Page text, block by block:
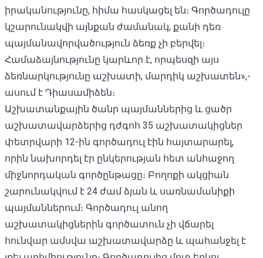
իրականությունը, հիմա հասկացել են։ Գործադուլը
կշարունակվի այնքան ժամանակ, քանի դեռ
պայմանավորվածություն ձեռք չի բերվել։
Համաձայնությունը կարևոր է, որպեսզի այս
ձեռնարկությունը աշխատի, մարդիկ աշխատեն»,-
ասում է Դիասամիձեն։
Աշխատանքային ծանր պայմաններից և ցածր
աշխատավարձերից դժգոհ 35 աշխատակիցներ
փետրվարի 12-ին գործադուլ էին հայտարարել,
որին նախորդել էր ընկերության հետ անհաջող
միջնորդական գործընթացը։ Բողոքի ակցիան
շարունակվում է 24 ժամ ձյան և սառնամանիքի
պայմաններում։ Գործադուլ անող
աշխատակիցներին գործատուն չի վճարել
հունվար ամսվա աշխատավարձը և պահանջել է